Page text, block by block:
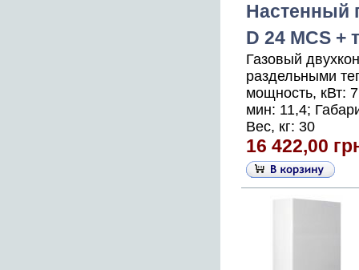
Настенный
D 24 MCS +
Газовый
раздельными
мощность, кВт:
мин: 11,4;
Вес, кг: 30
16 422,00